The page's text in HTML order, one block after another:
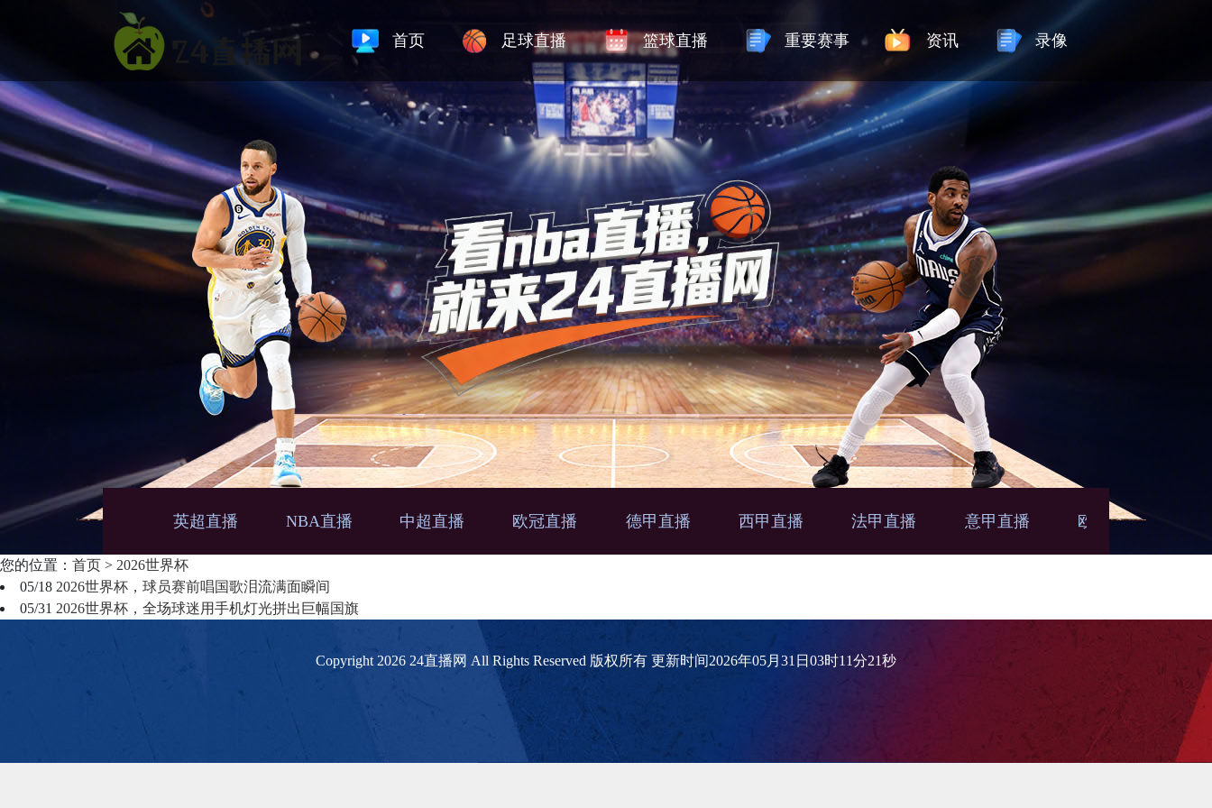
首页 足球直播 篮球直播 重要赛事 资讯 录像
英超直播 NBA直播 中超直播 欧冠直播 德甲直播 西甲直播 法甲直播 意甲直播 欧联直播
您的位置： 首页 > 2026世界杯
05/18 2026世界杯，球员赛前唱国歌泪流满面瞬间
05/31 2026世界杯，全场球迷用手机灯光拼出巨幅国旗
Copyright 2026 24直播网 All Rights Reserved 版权所有 更新时间2026年05月31日03时11分21秒